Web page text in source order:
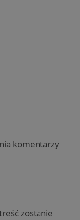
komentarzy
zostanie